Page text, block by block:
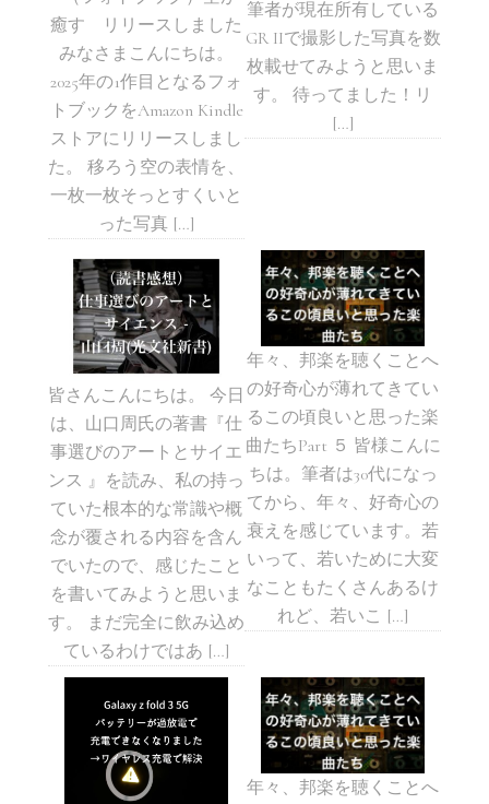
癒す リリースしました
みなさまこんにちは。
2025年の1作目となるフォ
トブックをAmazon Kindle
ストアにリリースしまし
た。 移ろう空の表情を、
一枚一枚そっとすくいと
った写真 […]
筆者が現在所有している
GR IIで撮影した写真を数
枚載せてみようと思いま
す。 待ってました！リ
[…]
皆さんこんにちは。 今日
は、山口周氏の著書『仕
事選びのアートとサイエ
ンス 』を読み、私の持っ
ていた根本的な常識や概
念が覆される内容を含ん
でいたので、感じたこと
を書いてみようと思いま
す。 まだ完全に飲み込め
ているわけではあ […]
年々、邦楽を聴くことへ
の好奇心が薄れてきてい
るこの頃良いと思った楽
曲たちPart ５ 皆様こんに
ちは。筆者は30代になっ
てから、年々、好奇心の
衰えを感じています。若
いって、若いために大変
なこともたくさんあるけ
れど、若いこ […]
年々、邦楽を聴くことへ